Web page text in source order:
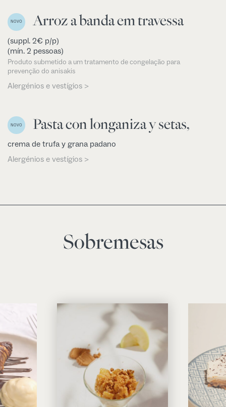
NOVO Arroz a banda em travessa
(suppl. 2€ p/p)
(mín. 2 pessoas)
Produto submetido a um tratamento de congelação para
prevenção do anisakis
Alergénios e vestígios >
NOVO Pasta con longaniza y setas,
crema de trufa y grana padano
Alergénios e vestígios >
Sobremesas